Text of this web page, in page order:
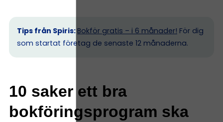
Tips från Spiris: Bokför gratis – i 6 månader! För dig
som startat företag de senaste 12 månaderna.
10 saker ett bra
bokföringsprogram ska